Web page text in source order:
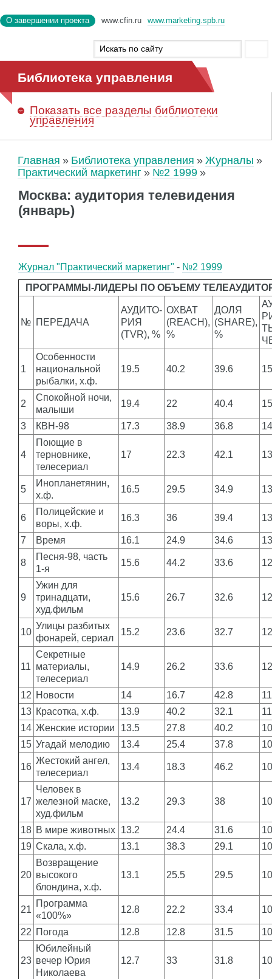
О завершении проекта www.cfin.ru www.marketing.spb.ru
Библиотека управления
Показать все разделы библиотеки
управления
Главная Библиотека управления
Журналы
Практический маркетинг
№2 1999
Москва: аудитория телевидения
(январь)
Журнал "Практический маркетинг" - №2 1999
ПРОГРАММЫ-ЛИДЕРЫ ПО ОБЪЕМУ
№ ПЕРЕДАЧА
АУДИТО-
РИЯ
(TVR), %
ОХВАТ
(REACH),
%
ДОЛЯ
(SHARE),
%
1
Особенности
национальной
рыбалки, х.ф.
19.5 40.2 39.6
2
Спокойной ночи,
малыши
19.4 22 40.4
3 КВН-98 17.3 38.9 36.8
4
Поющие в
терновнике,
телесериал
17 22.3 42.1
5
Инопланетянин,
х.ф.
16.5 29.5 34.9
6
Полицейские и
воры, х.ф.
16.3 36 39.4
7 Время 16.1 24.9 34.6
8
Песня-98, часть
1-я
15.6 44.2 33.6
9
Ужин для
тринадцати,
худ.фильм
15.6 26.7 32.6
10
Улицы разбитых
фонарей, сериал
15.2 23.6 32.7
11
Секретные
материалы,
телесериал
14.9 26.2 33.6
12 Новости 14 16.7 42.8
13 Красотка, х.ф. 13.9 40.2 32.1
14 Женские истории 13.5 27.8 40.2
15 Угадай мелодию 13.4 25.4 37.8
16
Жестокий ангел,
телесериал
13.4 18.3 46.2
17
Человек в
железной маске,
худ.фильм
13.2 29.3 38
18 В мире животных 13.2 24.4 31.6
19 Скала, х.ф. 13.1 38.3 29.1
20
Возвращение
высокого
блондина, х.ф.
13.1 25.5 29.5
21
Программа
«100%»
12.8 22.2 33.4
22 Погода 12.8 12.8 31.5
23
Юбилейный
вечер Юрия
Николаева
12.7 33 31.8